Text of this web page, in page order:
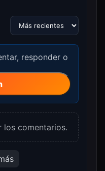
responder o
los comentarios.